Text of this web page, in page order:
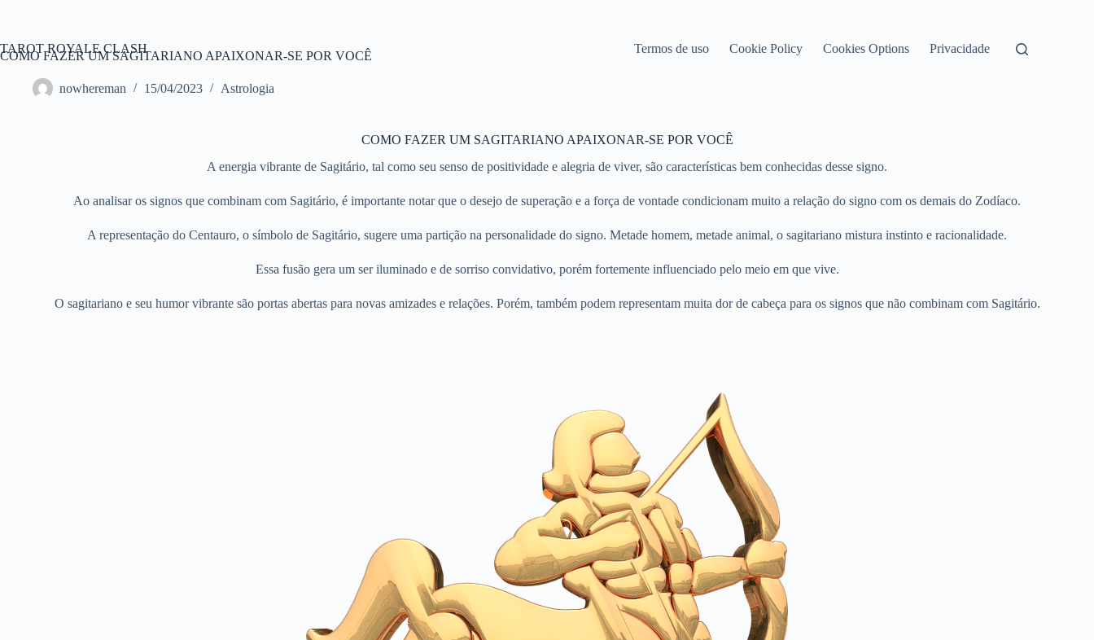
conteúdo
TAROT ROYALE CLASH Termos de uso Cookie Policy Cookies Options Privacidade
COMO FAZER UM SAGITARIANO APAIXONAR-SE POR VOCÊ
nowhereman 15/04/2023 Astrologia
COMO FAZER UM SAGITARIANO APAIXONAR-SE POR VOCÊ
A energia vibrante de Sagitário, tal como seu senso de positividade e alegria de viver, são características bem conhecidas desse signo.
Ao analisar os signos que combinam com Sagitário, é importante notar que o desejo de superação e a força de vontade condicionam muito a relação do signo com os demais do Zodíaco.
A representação do Centauro, o símbolo de Sagitário, sugere uma partição na personalidade do signo. Metade homem, metade animal, o sagitariano mistura instinto e racionalidade.
Essa fusão gera um ser iluminado e de sorriso convidativo, porém fortemente influenciado pelo meio em que vive.
O sagitariano e seu humor vibrante são portas abertas para novas amizades e relações. Porém, também podem representam muita dor de cabeça para os signos que não combinam com Sagitário.